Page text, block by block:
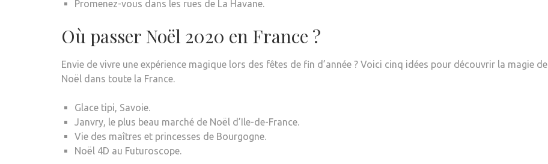
Promenez-vous dans les rues de La Havane.
Où passer Noël 2020 en France ?
Envie de vivre une expérience magique lors des fêtes de fin d’année ? Voici cinq idées pour découvrir la magie de
Noël dans toute la France.
Glace tipi, Savoie.
Janvry, le plus beau marché de Noël d’Ile-de-France.
Vie des maîtres et princesses de Bourgogne.
Noël 4D au Futuroscope.